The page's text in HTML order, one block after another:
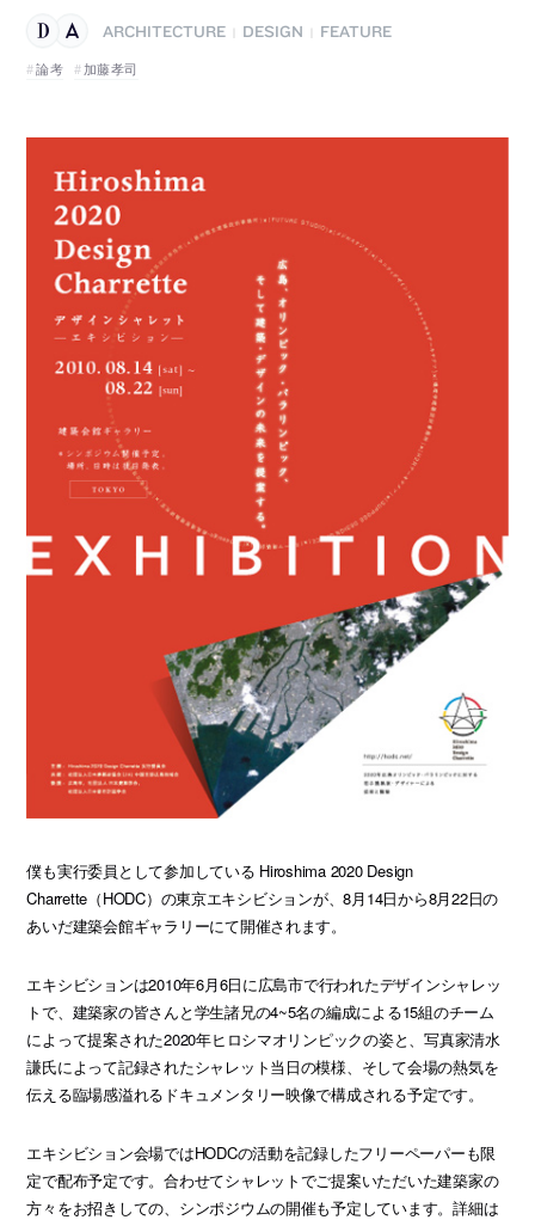
ARCHITECTURE DESIGN
FEATURE
論考
加藤孝司
僕も実行委員として参加している Hiroshima 2020 Design
Charrette（HODC）の東京エキシビションが、8月14日から8月22日の
あいだ建築会館ギャラリーにて開催されます。
エキシビションは2010年6月6日に広島市で行われたデザインシャレッ
トで、建築家の皆さんと学生諸兄の4~5名の編成による15組のチーム
によって提案された2020年ヒロシマオリンピックの姿と、写真家清水
謙氏によって記録されたシャレット当日の模様、そして会場の熱気を
伝える臨場感溢れるドキュメンタリー映像で構成される予定です。
エキシビション会場ではHODCの活動を記録したフリーペーパーも限
定で配布予定です。合わせてシャレットでご提案いただいた建築家の
方々をお招きしての、シンポジウムの開催も予定しています。詳細は